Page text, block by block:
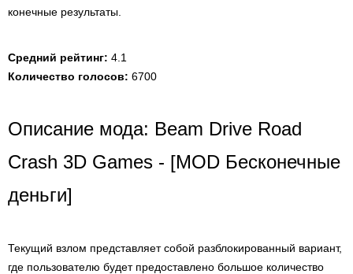
конечные результаты.
Средний рейтинг: 4.1
Количество голосов: 6700
Описание мода: Beam Drive Road
Crash 3D Games - [MOD Бесконечные
деньги]
Текущий взлом представляет собой разблокированный вариант,
где пользователю будет предоставлено большое количество